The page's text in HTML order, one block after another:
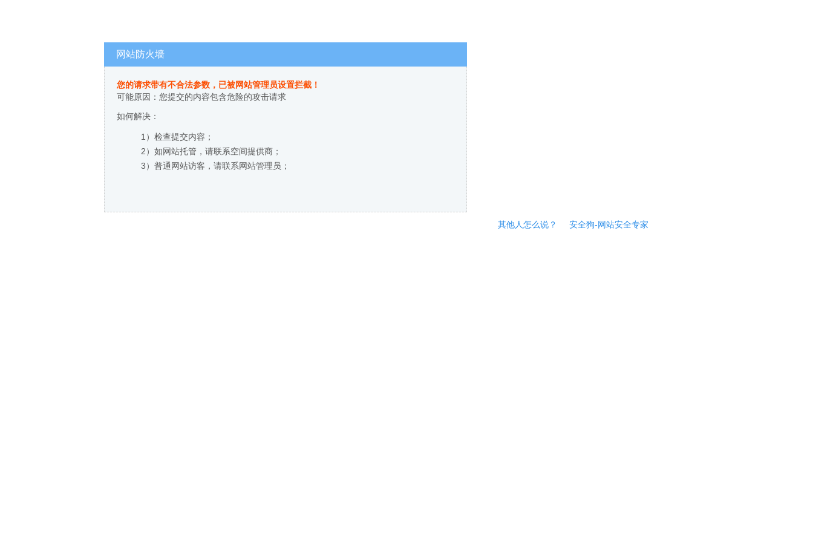
网站防火墙
您的请求带有不合法参数，已被网站管理员设置拦截！
可能原因：您提交的内容包含危险的攻击请求
如何解决：
1）检查提交内容；
2）如网站托管，请联系空间提供商；
3）普通网站访客，请联系网站管理员；
其他人怎么说？ 安全狗-网站安全专家